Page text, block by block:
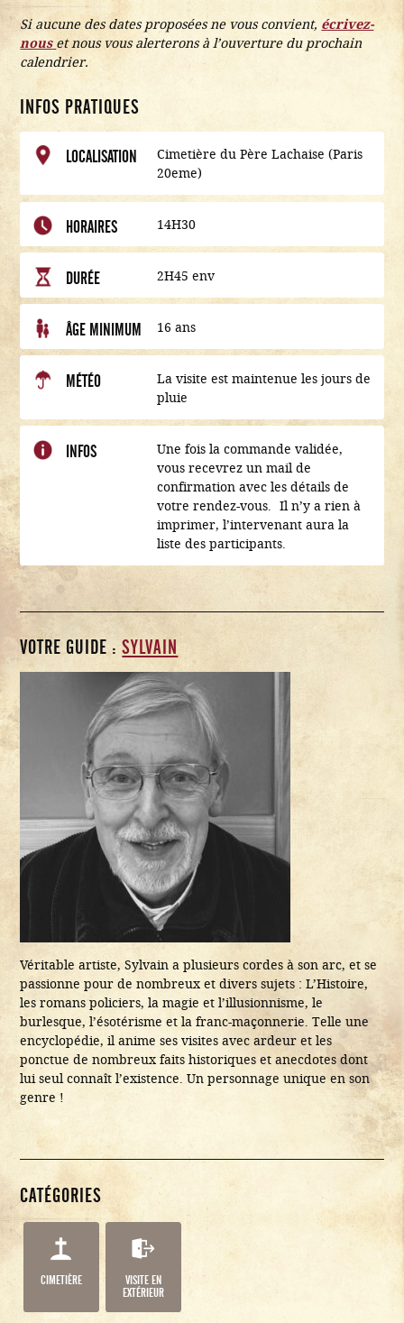
Si aucune des dates proposées ne vous convient, écrivez-
nous et nous vous alerterons à l’ouverture du prochain
calendrier.
INFOS PRATIQUES
LOCALISATION
Cimetière du Père Lachaise (Paris
20eme)
HORAIRES 14H30
DURÉE 2H45 env
ÂGE MINIMUM 16 ans
MÉTÉO
La visite est maintenue les jours de
pluie
INFOS
Une fois la commande validée,
vous recevrez un mail de
confirmation avec les détails de
votre rendez-vous. Il n’y a rien à
imprimer, l’intervenant aura la
liste des participants.
VOTRE GUIDE :SYLVAIN
Véritable artiste, Sylvain a plusieurs cordes à son arc, et se
passionne pour de nombreux et divers sujets : L’Histoire,
les romans policiers, la magie et l’illusionnisme, le
burlesque, l’ésotérisme et la franc-maçonnerie. Telle une
encyclopédie, il anime ses visites avec ardeur et les
ponctue de nombreux faits historiques et anecdotes dont
lui seul connaît l’existence. Un personnage unique en son
genre !
CATÉGORIES
CIMETIÈRE
VISITE EN
EXTÉRIEUR